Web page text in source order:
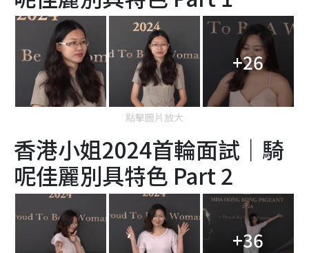
+26
點擊圖片放大
香港小姐2024首輪面試｜騎
呢佳麗別具特色 Part 2
+36